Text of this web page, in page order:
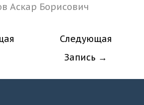
Аскар Борисович
Следующая
Запись →